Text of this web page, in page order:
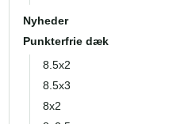
Nyheder
Punkterfrie dæk
8.5x2
8.5x3
8x2